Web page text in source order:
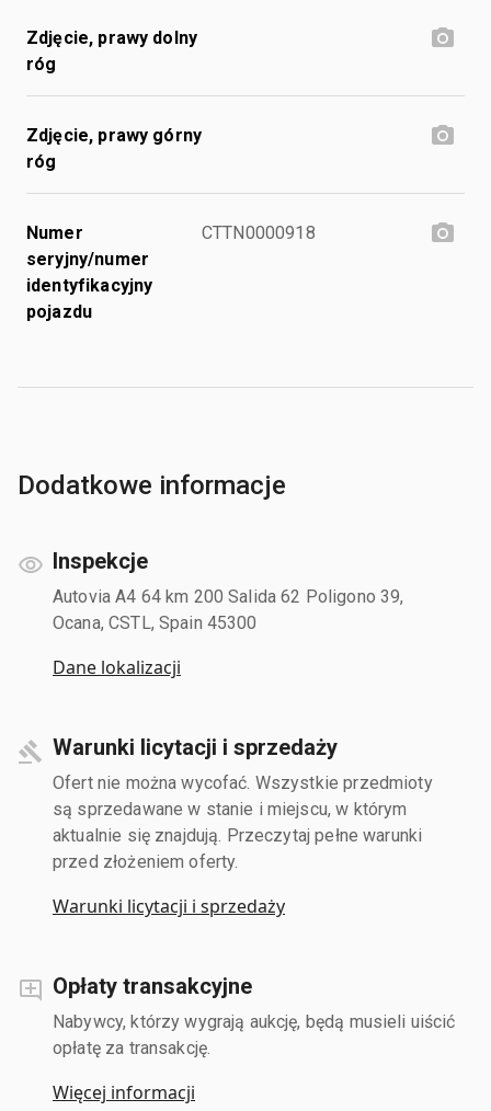
Zdjęcie, prawy dolny
róg
Zdjęcie, prawy górny
róg
Numer
seryjny/numer
identyfikacyjny
pojazdu
CTTN0000918
Dodatkowe informacje
Inspekcje
Autovia A4 64 km 200 Salida 62 Poligono 39,
Ocana, CSTL, Spain 45300
Dane lokalizacji
Warunki licytacji i sprzedaży
Ofert nie można wycofać. Wszystkie przedmioty
są sprzedawane w stanie i miejscu, w którym
aktualnie się znajdują. Przeczytaj pełne warunki
przed złożeniem oferty.
Warunki licytacji i sprzedaży
Opłaty transakcyjne
Nabywcy, którzy wygrają aukcję, będą musieli uiścić
opłatę za transakcję.
Więcej informacji